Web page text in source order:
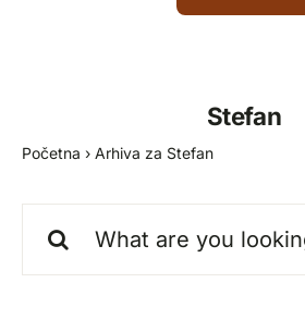
Stefan
Početna ›Arhiva za Stefan
for: